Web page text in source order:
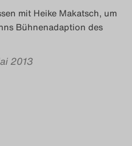
mit Heike Makatsch, um
Bühnenadaption des
2013